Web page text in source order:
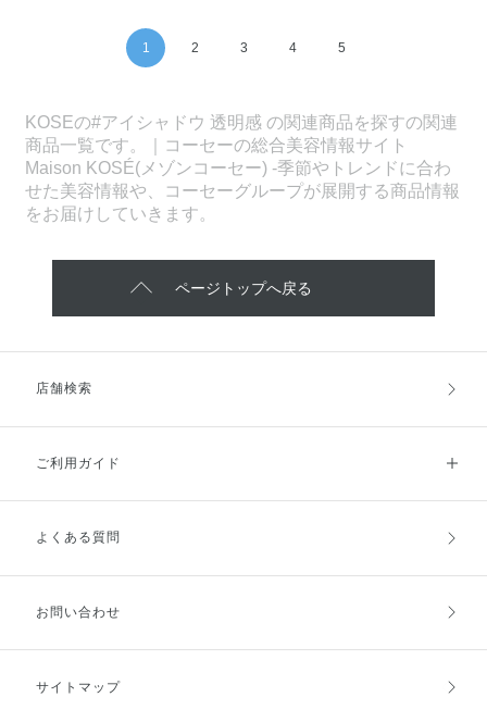
1 2 3 4 5
KOSEの#アイシャドウ 透明感 の関連商品を探すの関連
商品一覧です。｜コーセーの総合美容情報サイト
Maison KOSÉ(メゾンコーセー) -季節やトレンドに合わ
せた美容情報や、コーセーグループが展開する商品情報
をお届けしていきます。
ページトップへ戻る
店舗検索
ご利用ガイド
ご利用ガイドトップ
お支払方法
キャンセル・返品・交換
よくある質問
お問い合わせ
サイトマップ